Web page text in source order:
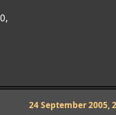
24 September 2005,